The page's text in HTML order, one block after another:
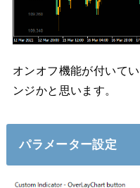
オンオフ機能が付いて
ンジかと思います。
パラメーター設定